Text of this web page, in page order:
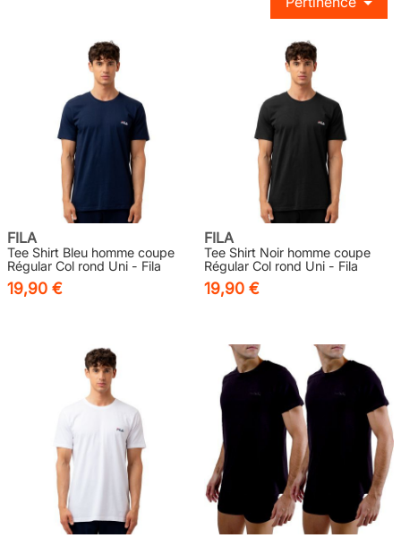
FILA
Tee Shirt Bleu homme coupe
Régular Col rond Uni - Fila
19,90 €
FILA
Tee Shirt Noir homme coupe
Régular Col rond Uni - Fila
19,90 €